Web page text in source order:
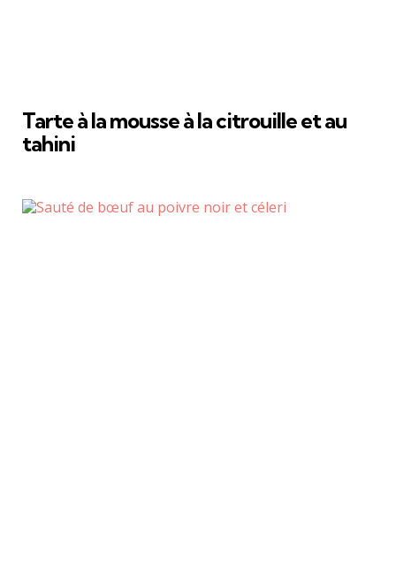
Tarte à la mousse à la citrouille et au
tahini